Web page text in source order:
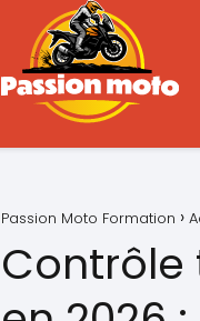
Passion Moto Formation